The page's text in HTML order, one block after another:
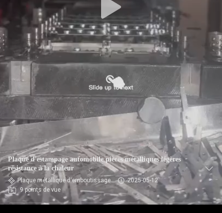
Plaque d'estampage automobile pièces métalliques légères
résistance à la chaleur
Plaque métallique d'emboutissage
2025-05-12
9 points de vue